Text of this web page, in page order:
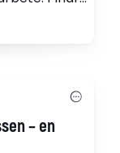
som gör
– en